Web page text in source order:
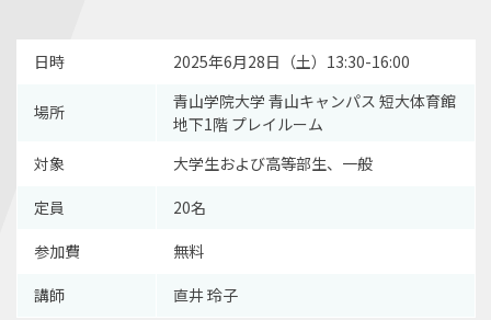
日時 2025年6月28日（土）13:30-16:00
場所
青山学院大学 青山キャンパス 短大体育館
地下1階 プレイルーム
対象
大学生および高等部生、一般
定員
20名
参加費
無料
講師
直井 玲子